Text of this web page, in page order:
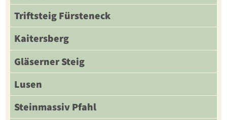
Triftsteig Fürsteneck
Kaitersberg
Gläserner Steig
Lusen
Steinmassiv Pfahl